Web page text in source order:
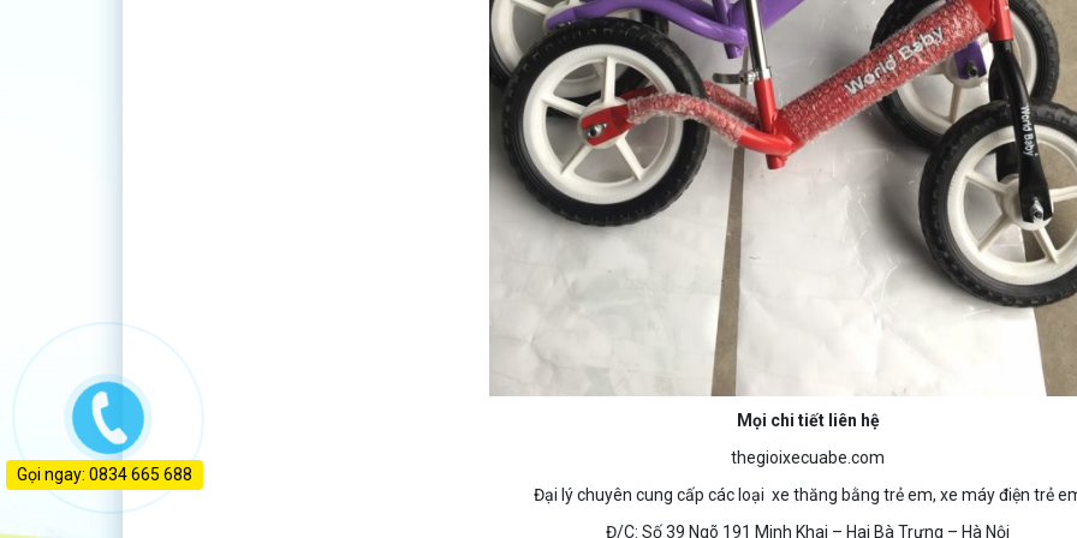
Mọi chi tiết liên hệ
thegioixecuabe.com
Đại lý chuyên cung cấp các loại xe thăng bằng trẻ em, xe máy điện trẻ
Đ/C: Số 39 Ngõ 191 Minh Khai – Hai Bà Trưng – Hà Nội
Gọi ngay: 0834 665 688